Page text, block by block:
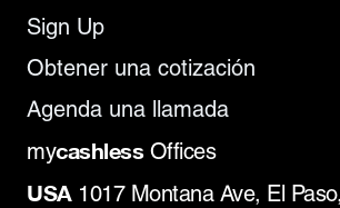
Sign Up
Obtener una cotización
Agenda una llamada
mycashlessOffices
USA1017 Montana Ave, El